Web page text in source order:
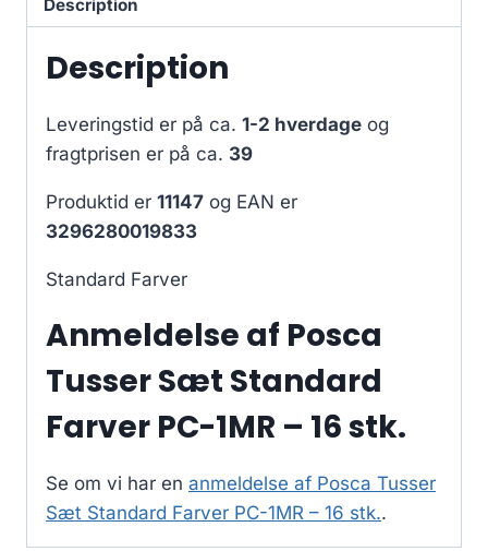
Description
Description
Leveringstid er på ca. 1-2 hverdage og
fragtprisen er på ca. 39
Produktid er 11147 og EAN er
3296280019833
Standard Farver
Anmeldelse af Posca
Tusser Sæt Standard
Farver PC-1MR – 16 stk.
Se om vi har en anmeldelse af Posca Tusser
Sæt Standard Farver PC-1MR – 16 stk..